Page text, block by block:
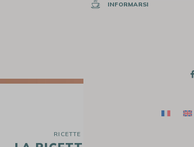
INFORMARSI
RICETTE